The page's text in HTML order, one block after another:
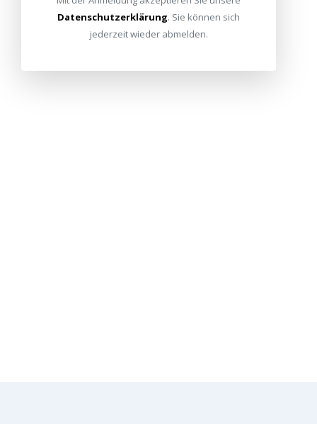
Datenschutzerklärung. Sie können sich
jederzeit wieder abmelden.